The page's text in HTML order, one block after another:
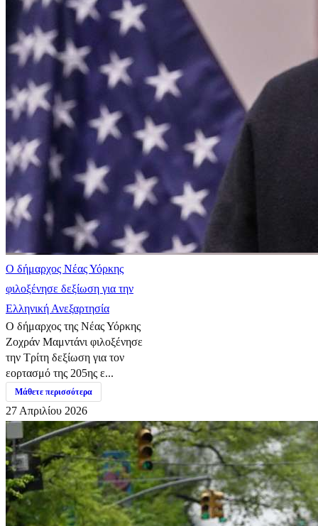
Ο δήμαρχος Νέας Υόρκης
φιλοξένησε δεξίωση για την
Ελληνική Ανεξαρτησία
Ο δήμαρχος της Νέας Υόρκης
Ζοχράν Μαμντάνι φιλοξένησε
την Τρίτη δεξίωση για τον
εορτασμό της 205ης ε...
Μάθετε περισσότερα
27 Απριλίου 2026